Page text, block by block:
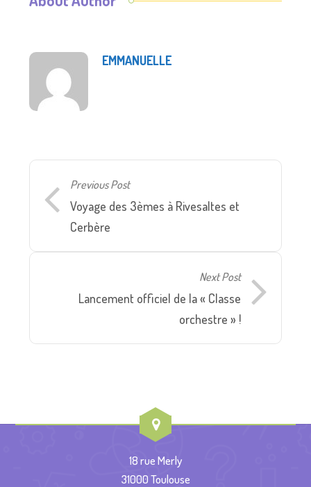
EMMANUELLE
Previous Post
Voyage des 3èmes à Rivesaltes et
Cerbère
Next Post
Lancement officiel de la « Classe
orchestre » !
18 rue Merly
31000 Toulouse